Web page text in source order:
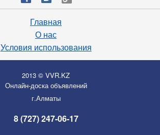
Главная
О нас
Условия использования
2013 © VVR.KZ
Онлайн-доска объявлений
г.Алматы
8 (727) 247-06-17